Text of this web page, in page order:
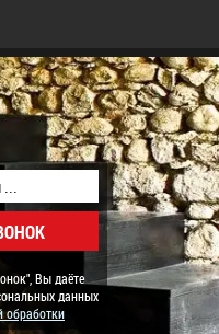
Вы даёте
данных
обработки